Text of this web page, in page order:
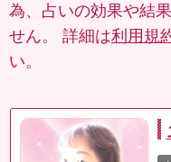
為、占いの効果や結
せん。 詳細は利用規
い。